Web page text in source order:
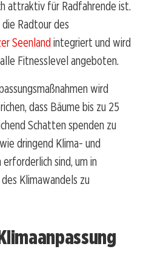
attraktiv für Radfahrende ist.
Radtour des
Seenland integriert und wird
Fitnesslevel angeboten.
wird
dass Bäume bis zu 25
Schatten spenden zu
dringend Klima- und
sind, um in
Klimawandels zu